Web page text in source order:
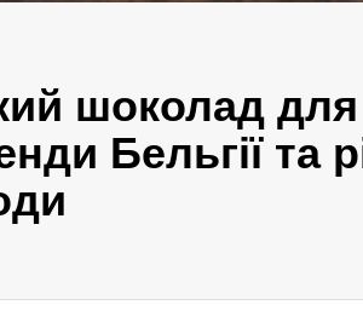
шоколад для
Бельгії та